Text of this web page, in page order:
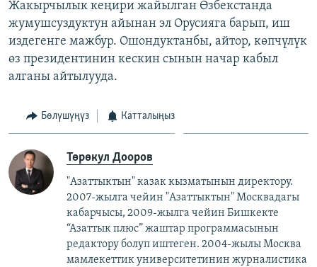
Жакырчылык кеңири жайылган Өзбекстанда
жумушсуздуктун айынан эл Орусияга барып, иш
издегенге мажбур. Ошондуктанбы, айтор, көпчүлүк
өз президентинин кескин сынын начар кабыл
алганы айтылууда.
Бөлүшүңүз Катталыңыз
Төрөкул Дооров
"Азаттыктын" казак кызматынын директору.
2007-жылга чейин "Азаттыктын" Москвадагы
кабарчысы, 2009-жылга чейин Бишкекте
“Азаттык плюс” жаштар программасынын
редактору болуп иштеген. 2004-жылы Москва
мамлекеттик университетинин журналистика